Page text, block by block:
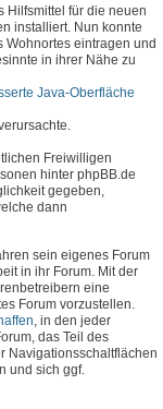
Hilfsmittel für die neuen
installiert. Nun konnte
eintragen und
in ihrer Nähe zu
Java-Oberfläche
Freiwilligen
hinter phpBB.de
gegeben,
dann
sein eigenes Forum
in ihr Forum. Mit der
eine
Forum vorzustellen.
, in den jeder
das Teil des
Navigationsschaltflächen
und sich ggf.